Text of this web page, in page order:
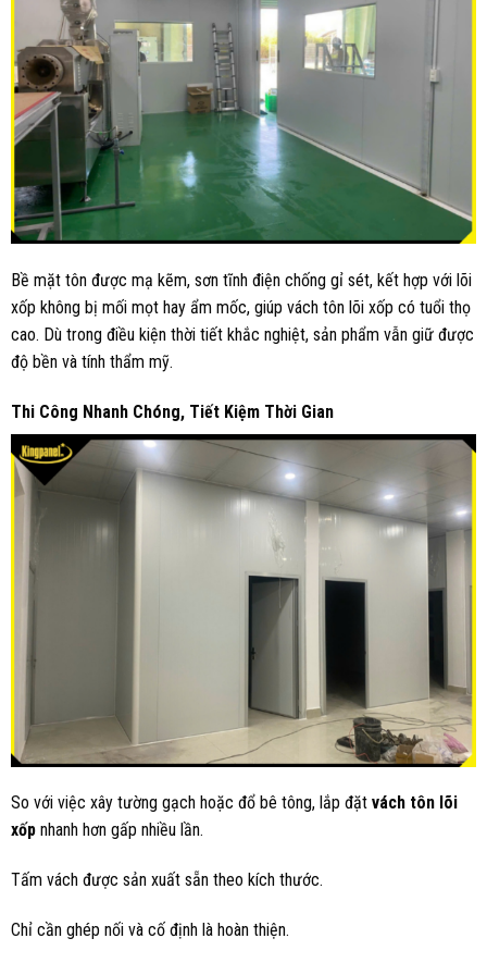
Bề mặt tôn được mạ kẽm, sơn tĩnh điện chống gỉ sét, kết hợp với lõi
xốp không bị mối mọt hay ẩm mốc, giúp vách tôn lõi xốp có tuổi thọ
cao. Dù trong điều kiện thời tiết khắc nghiệt, sản phẩm vẫn giữ được
độ bền và tính thẩm mỹ.
Thi Công Nhanh Chóng, Tiết Kiệm Thời Gian
So với việc xây tường gạch hoặc đổ bê tông, lắp đặt vách tôn lõi
xốp nhanh hơn gấp nhiều lần.
Tấm vách được sản xuất sẵn theo kích thước.
Chỉ cần ghép nối và cố định là hoàn thiện.